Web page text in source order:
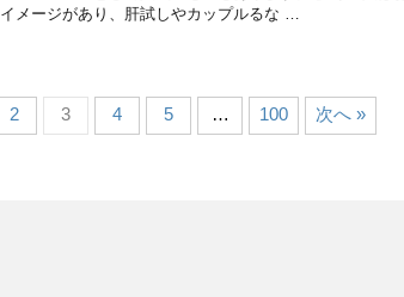
イメージがあり、肝試しやカップルるな …
2 3 4 5 … 100 次へ »